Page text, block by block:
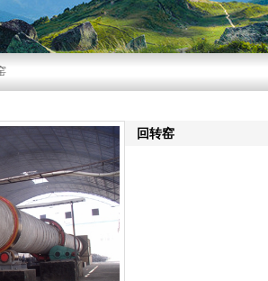
回转窑